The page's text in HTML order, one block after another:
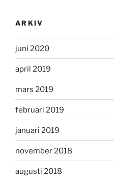
ARKIV
juni 2020
april 2019
mars 2019
februari 2019
januari 2019
november 2018
augusti 2018